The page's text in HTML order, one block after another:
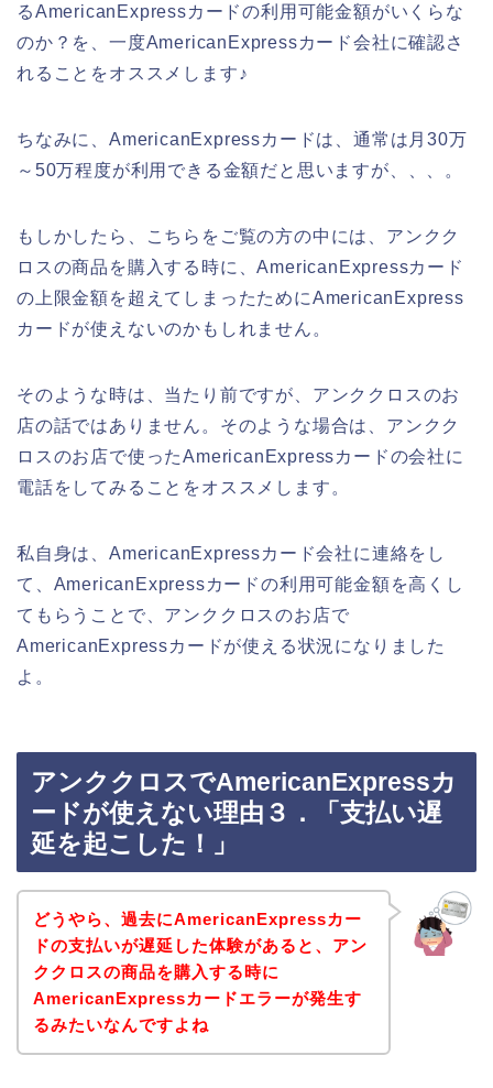
るAmericanExpressカードの利用可能金額がいくらな
のか？を、一度AmericanExpressカード会社に確認さ
れることをオススメします♪
ちなみに、AmericanExpressカードは、通常は月30万
～50万程度が利用できる金額だと思いますが、、、。
もしかしたら、こちらをご覧の方の中には、アンクク
ロスの商品を購入する時に、AmericanExpressカード
の上限金額を超えてしまったためにAmericanExpress
カードが使えないのかもしれません。
そのような時は、当たり前ですが、アンククロスのお
店の話ではありません。そのような場合は、アンクク
ロスのお店で使ったAmericanExpressカードの会社に
電話をしてみることをオススメします。
私自身は、AmericanExpressカード会社に連絡をし
て、AmericanExpressカードの利用可能金額を高くし
てもらうことで、アンククロスのお店で
AmericanExpressカードが使える状況になりました
よ。
アンククロスでAmericanExpressカ
ードが使えない理由３．「支払い遅
延を起こした！」
どうやら、過去にAmericanExpressカー
ドの支払いが遅延した体験があると、アン
ククロスの商品を購入する時に
AmericanExpressカードエラーが発生す
るみたいなんですよね